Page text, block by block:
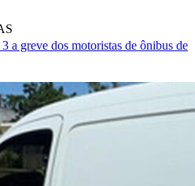
a greve dos motoristas de ônibus de